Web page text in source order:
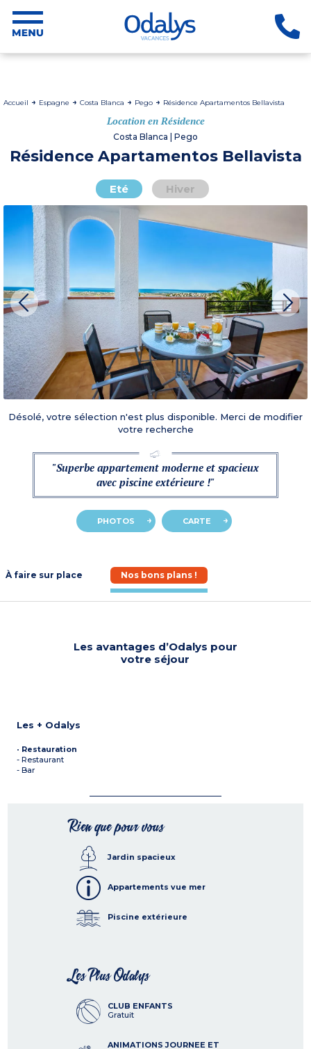
Accueil Espagne Costa Blanca Pego Résidence Apartamentos Bellavista
Location en Résidence
Costa Blanca | Pego
Résidence Apartamentos Bellavista
Eté Hiver
Désolé, votre sélection n'est plus disponible. Merci de modifier
votre recherche
"Superbe appartement moderne et spacieux
avec piscine extérieure !"
PHOTOS CARTE
À faire sur place Nos bons plans !
Les avantages d’Odalys pour
votre séjour
Les + Odalys
• Restauration
- Restaurant
- Bar
Rien que pour vous
Jardin spacieux
Appartements vue mer
Piscine extérieure
Les Plus Odalys
CLUB ENFANTS
Gratuit
ANIMATIONS JOURNEE ET